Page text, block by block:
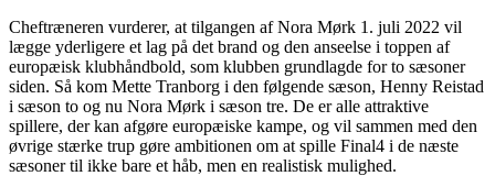
Cheftræneren vurderer, at tilgangen af Nora Mørk 1. juli 2022 vil
lægge yderligere et lag på det brand og den anseelse i toppen af
europæisk klubhåndbold, som klubben grundlagde for to sæsoner
siden. Så kom Mette Tranborg i den følgende sæson, Henny Reistad
i sæson to og nu Nora Mørk i sæson tre. De er alle attraktive
spillere, der kan afgøre europæiske kampe, og vil sammen med den
øvrige stærke trup gøre ambitionen om at spille Final4 i de næste
sæsoner til ikke bare et håb, men en realistisk mulighed.